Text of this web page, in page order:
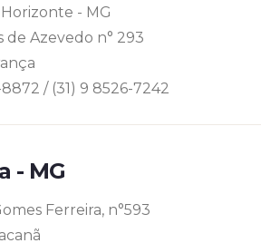
- MG
de Azevedo n° 293
/ (31) 9 8526-7242
- MG
Ferreira, n°593